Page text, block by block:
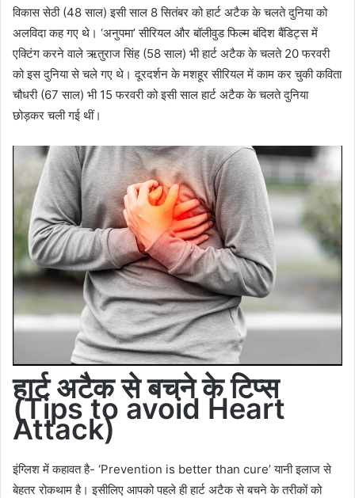
विकास सेठी (48 साल) इसी साल 8 सितंबर को हार्ट अटैक के चलते दुनिया को
अलविदा कह गए थे। ‘अनुपमा’ सीरियल और बॉलीवुड फिल्म बंदिश बैंडिट्स में
एक्टिंग करने वाले ऋतुराज सिंह (58 साल) भी हार्ट अटैक के चलते 20 फरवरी
को इस दुनिया से चले गए थे। दूरदर्शन के मशहूर सीरियल में काम कर चुकी कविता
चौधरी (67 साल) भी 15 फरवरी को इसी साल हार्ट अटैक के चलते दुनिया
छोड़कर चली गई थीं।
हार्ट अटैक से बचने के टिप्स
(Tips to avoid Heart
Attack)
इंग्लिश में कहावत है- ‘Prevention is better than cure’ यानी इलाज से
बेहतर रोकथाम है। इसीलिए आपको पहले ही हार्ट अटैक से बचने के तरीकों को